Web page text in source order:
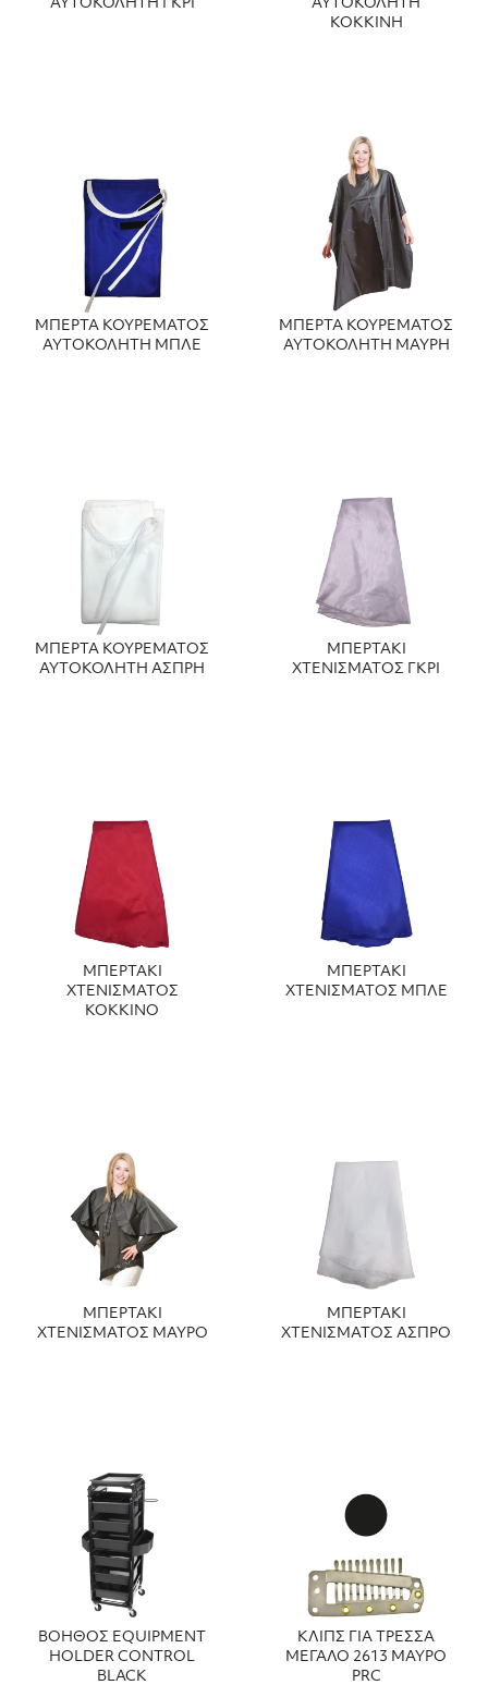
ΑΥΤΟΚΟΛΗΤΗ ΓΚΡΙ
ΑΥΤΟΚΟΛΗΤΗ
ΚΟΚΚΙΝΗ
ΜΠΕΡΤΑ ΚΟΥΡΕΜΑΤΟΣ
ΑΥΤΟΚΟΛΗΤΗ ΜΠΛΕ
ΜΠΕΡΤΑ ΚΟΥΡΕΜΑΤΟΣ
ΑΥΤΟΚΟΛΗΤΗ ΜΑΥΡΗ
ΜΠΕΡΤΑ ΚΟΥΡΕΜΑΤΟΣ
ΑΥΤΟΚΟΛΗΤΗ ΑΣΠΡΗ
ΜΠΕΡΤΑΚΙ
ΧΤΕΝΙΣΜΑΤΟΣ ΓΚΡΙ
ΜΠΕΡΤΑΚΙ
ΧΤΕΝΙΣΜΑΤΟΣ
ΚΟΚΚΙΝΟ
ΜΠΕΡΤΑΚΙ
ΧΤΕΝΙΣΜΑΤΟΣ ΜΠΛΕ
ΜΠΕΡΤΑΚΙ
ΧΤΕΝΙΣΜΑΤΟΣ ΜΑΥΡΟ
ΜΠΕΡΤΑΚΙ
ΧΤΕΝΙΣΜΑΤΟΣ ΑΣΠΡΟ
ΒΟΗΘΟΣ EQUIPMENT
HOLDER CONTROL
BLACK
ΚΛΙΠΣ ΓΙΑ ΤΡΕΣΣΑ
ΜΕΓΑΛΟ 2613 ΜΑΥΡΟ
PRC